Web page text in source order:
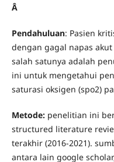
Â
Pendahuluan: Pasien
dengan gagal napas
salah satunya adalah
ini untuk mengetahui
saturasi oksigen (spo2)
Metode:penelitian ini
structured literature
terakhir (2016-2021).
antara lain google